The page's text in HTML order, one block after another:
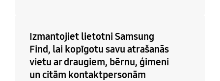
Izmantojiet lietotni Samsung
Find, lai kopīgotu savu atrašanās
vietu ar draugiem, bērnu, ģimeni
un citām kontaktpersonām